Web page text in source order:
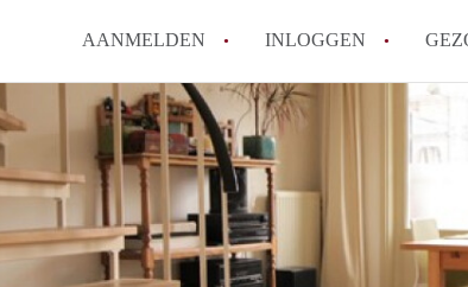
AANMELDEN INLOGGEN
Wat is de
Wat zijn de
Hoe vind je